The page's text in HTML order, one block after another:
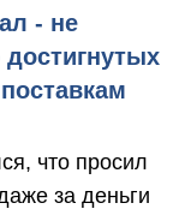
- не
достигнутых
что просил
за деньги